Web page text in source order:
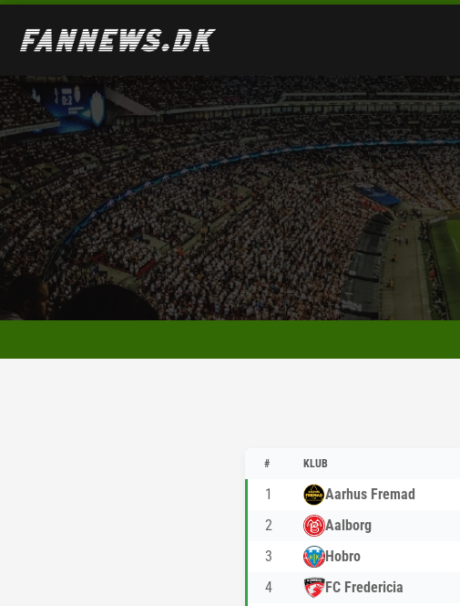
# KLUB
1 Aarhus Fremad
2
Aalborg
3
Hobro
4
FC Fredericia